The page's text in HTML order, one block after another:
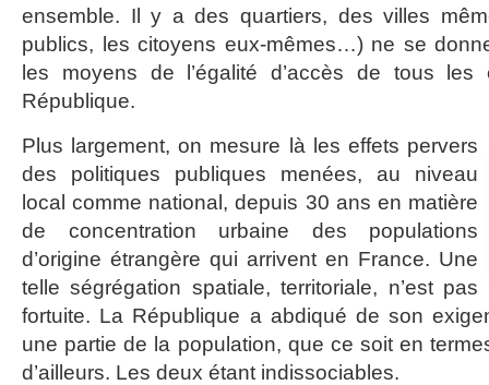
ensemble. Il y a des quartiers, des villes
publics, les citoyens eux-mêmes…) ne se
les moyens de l’égalité d’accès de tous
République.
Plus largement, on mesure là les effets pervers
des politiques publiques menées, au niveau
local comme national, depuis 30 ans en matière
de concentration urbaine des populations
d’origine étrangère qui arrivent en France. Une
telle ségrégation spatiale, territoriale, n’est pas
fortuite. La République a abdiqué de son
une partie de la population, que ce soit en
d’ailleurs. Les deux étant indissociables.